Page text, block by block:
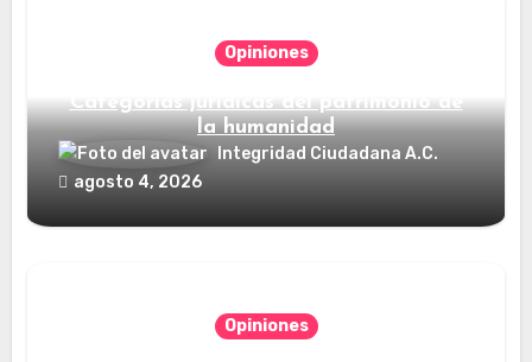
Opiniones
Categorías jurídicas del patrimonio de
la humanidad
Integridad Ciudadana A.C.
agosto 4, 2026
Opiniones